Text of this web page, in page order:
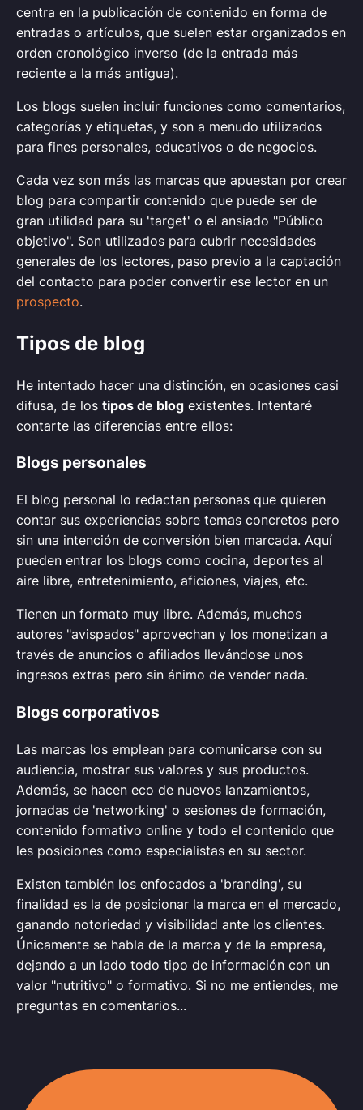
centra en la publicación de contenido en forma de
entradas o artículos, que suelen estar organizados en
orden cronológico inverso (de la entrada más
reciente a la más antigua).
Los blogs suelen incluir funciones como comentarios,
categorías y etiquetas, y son a menudo utilizados
para fines personales, educativos o de negocios.
Cada vez son más las marcas que apuestan por crear
blog para compartir contenido que puede ser de
gran utilidad para su 'target' o el ansiado "Público
objetivo". Son utilizados para cubrir necesidades
generales de los lectores, paso previo a la captación
del contacto para poder convertir ese lector en un
prospecto.
Tipos de blog
He intentado hacer una distinción, en ocasiones casi
difusa, de los tipos de blog existentes. Intentaré
contarte las diferencias entre ellos:
Blogs personales
El blog personal lo redactan personas que quieren
contar sus experiencias sobre temas concretos pero
sin una intención de conversión bien marcada. Aquí
pueden entrar los blogs como cocina, deportes al
aire libre, entretenimiento, aficiones, viajes, etc.
Tienen un formato muy libre. Además, muchos
autores "avispados" aprovechan y los monetizan a
través de anuncios o afiliados llevándose unos
ingresos extras pero sin ánimo de vender nada.
Blogs corporativos
Las marcas los emplean para comunicarse con su
audiencia, mostrar sus valores y sus productos.
Además, se hacen eco de nuevos lanzamientos,
jornadas de 'networking' o sesiones de formación,
contenido formativo online y todo el contenido que
les posiciones como especialistas en su sector.
Existen también los enfocados a 'branding', su
finalidad es la de posicionar la marca en el mercado,
ganando notoriedad y visibilidad ante los clientes.
Únicamente se habla de la marca y de la empresa,
dejando a un lado todo tipo de información con un
valor "nutritivo" o formativo. Si no me entiendes, me
preguntas en comentarios...